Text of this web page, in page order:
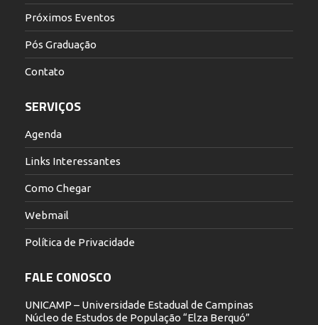
Próximos Eventos
Pós Graduação
Contato
SERVIÇOS
Agenda
Links Interessantes
Como Chegar
Webmail
Política de Privacidade
FALE CONOSCO
UNICAMP – Universidade Estadual de Campinas
Núcleo de Estudos de População “Elza Berquó”